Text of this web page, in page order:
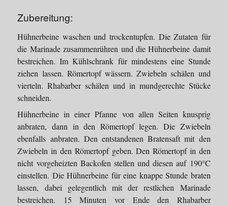
Zubereitung:
Hühnerbeine waschen und trockentupfen. Die Zutaten für
die Marinade zusammenrühren und die Hühnerbeine damit
bestreichen. Im Kühlschrank für mindestens eine Stunde
ziehen lassen. Römertopf wässern. Zwiebeln schälen und
vierteln. Rhabarber schälen und in mundgerechte Stücke
schneiden.
Hühnerbeine in einer Pfanne von allen Seiten knusprig
anbraten, dann in den Römertopf legen. Die Zwiebeln
ebenfalls anbraten. Den entstandenen Bratensaft mit den
Zwiebeln in den Römertopf geben. Den Römertopf in den
nicht vorgeheizten Backofen stellen und diesen auf 190°C
einstellen. Die Hühnerbeine für eine knappe Stunde braten
lassen, dabei gelegentlich mit der restlichen Marinade
bestreichen. 15 Minuten vor Ende den Rhabarber